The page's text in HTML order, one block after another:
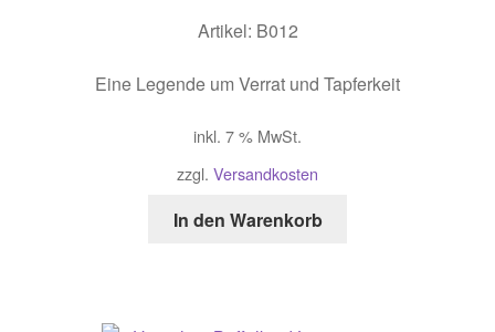
Artikel: B012
Eine Legende um Verrat und Tapferkeit
inkl. 7 % MwSt.
zzgl. Versandkosten
In den Warenkorb